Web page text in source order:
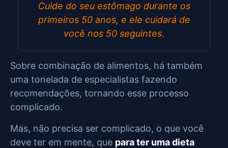
Cuide do seu estômago durante os
primeiros 50 anos, e ele cuidará de
você nos 50 seguintes.
Sobre combinação de alimentos, há também
uma tonelada de especialistas fazendo
recomendações, tornando esse processo
complicado.
Mas, não precisa ser complicado, o que você
deve ter em mente, que para ter uma dieta